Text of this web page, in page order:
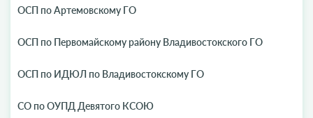
ОСП по Артемовскому ГО
ОСП по Первомайскому району Владивостокского ГО
ОСП по ИДЮЛ по Владивостокскому ГО
СО по ОУПД Девятого КСОЮ